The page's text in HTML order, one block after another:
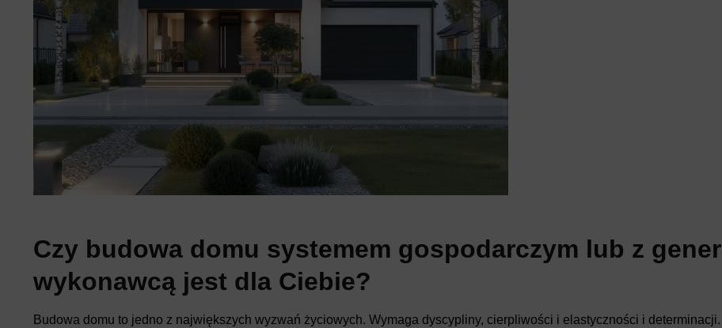
Czy budowa domu systemem gospodarczym lub z
wykonawcą jest dla Ciebie?
Budowa domu to jedno z największych wyzwań życiowych. Wymaga dyscypliny, cierpliwości i elastyczności i